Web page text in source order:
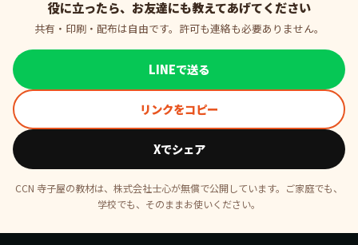
役に立ったら、お友達にも教えてあげてください
共有・印刷・配布は自由です。許可も連絡も必要ありません。
LINEで送る
リンクをコピー
Xでシェア
CCN 寺子屋の教材は、株式会社士心が無償で公開しています。ご家庭でも、
学校でも、そのままお使いください。